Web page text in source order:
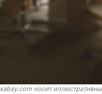
носит